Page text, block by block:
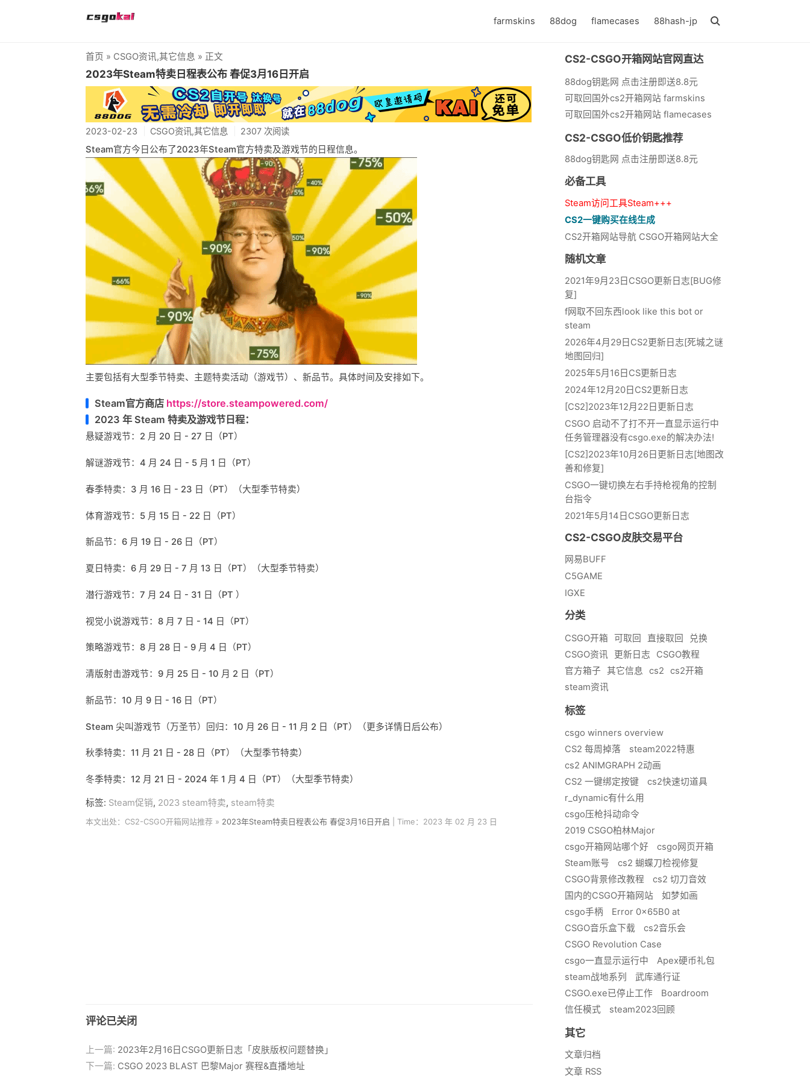
farmskins 88dog flamecases 88hash-jp
首页 » CSGO资讯,其它信息 » 正文
2023年Steam特卖日程表公布 春促3月16日开启
2023-02-23 CSGO资讯,其它信息 2307 次阅读
Steam官方今日公布了2023年Steam官方特卖及游戏节的日程信息。
主要包括有大型季节特卖、主题特卖活动（游戏节）、新品节。具体时间及安排如下。
Steam官方商店 https://store.steampowered.com/
2023 年 Steam 特卖及游戏节日程：
悬疑游戏节：2 月 20 日 - 27 日（PT）
解谜游戏节：4 月 24 日 - 5 月 1 日（PT）
春季特卖：3 月 16 日 - 23 日（PT）（大型季节特卖）
体育游戏节：5 月 15 日 - 22 日（PT）
新品节：6 月 19 日 - 26 日（PT）
夏日特卖：6 月 29 日 - 7 月 13 日（PT）（大型季节特卖）
潜行游戏节：7 月 24 日 - 31 日（PT ）
视觉小说游戏节：8 月 7 日 - 14 日（PT）
策略游戏节：8 月 28 日 - 9 月 4 日（PT）
清版射击游戏节：9 月 25 日 - 10 月 2 日（PT）
新品节：10 月 9 日 - 16 日（PT）
Steam 尖叫游戏节（万圣节）回归：10 月 26 日 - 11 月 2 日（PT）（更多详情日后公布）
秋季特卖：11 月 21 日 - 28 日（PT）（大型季节特卖）
冬季特卖：12 月 21 日 - 2024 年 1 月 4 日（PT）（大型季节特卖）
标签: Steam促销, 2023 steam特卖, steam特卖
本文出处：CS2-CSGO开箱网站推荐 » 2023年Steam特卖日程表公布 春促3月16日开启 | Time：2023 年 02 月 23 日
评论已关闭
上一篇: 2023年2月16日CSGO更新日志「皮肤版权问题替换」
下一篇: CSGO 2023 BLAST 巴黎Major 赛程&直播地址
CS2-CSGO开箱网站官网直达
88dog钥匙网 点击注册即送8.8元
可取回国外cs2开箱网站 farmskins
可取回国外cs2开箱网站 flamecases
CS2-CSGO低价钥匙推荐
88dog钥匙网 点击注册即送8.8元
必备工具
Steam访问工具Steam+++
CS2一键购买在线生成
CS2开箱网站导航 CSGO开箱网站大全
随机文章
2021年9月23日CSGO更新日志[BUG修
复]
f网取不回东西look like this bot or
steam
2026年4月29日CS2更新日志[死城之谜
地图回归]
2025年5月16日CS更新日志
2024年12月20日CS2更新日志
[CS2]2023年12月22日更新日志
CSGO 启动不了打不开一直显示运行中
任务管理器没有csgo.exe的解决办法!
[CS2]2023年10月26日更新日志[地图改
善和修复]
CSGO一键切换左右手持枪视角的控制
台指令
2021年5月14日CSGO更新日志
CS2-CSGO皮肤交易平台
网易BUFF
C5GAME
IGXE
分类
CSGO开箱 可取回 直接取回
兑换
CSGO资讯
更新日志
CSGO教程
官方箱子
其它信息 cs2
cs2开箱
steam资讯
标签
csgo winners overview
CS2 每周掉落
steam2022特惠
cs2 ANIMGRAPH 2动画
CS2 一键绑定按键
cs2快速切道具
r_dynamic有什么用
csgo压枪抖动命令
2019 CSGO柏林Major
csgo开箱网站哪个好
csgo网页开箱
Steam账号
cs2 蝴蝶刀检视修复
CSGO背景修改教程
cs2 切刀音效
国内的CSGO开箱网站
如梦如画
csgo手柄
Error 0x65B0 at
CSGO音乐盒下载
cs2音乐会
CSGO Revolution Case
csgo一直显示运行中
Apex硬币礼包
steam战地系列
武库通行证
CSGO.exe已停止工作
Boardroom
信任模式
steam2023回顾
其它
文章归档
文章 RSS